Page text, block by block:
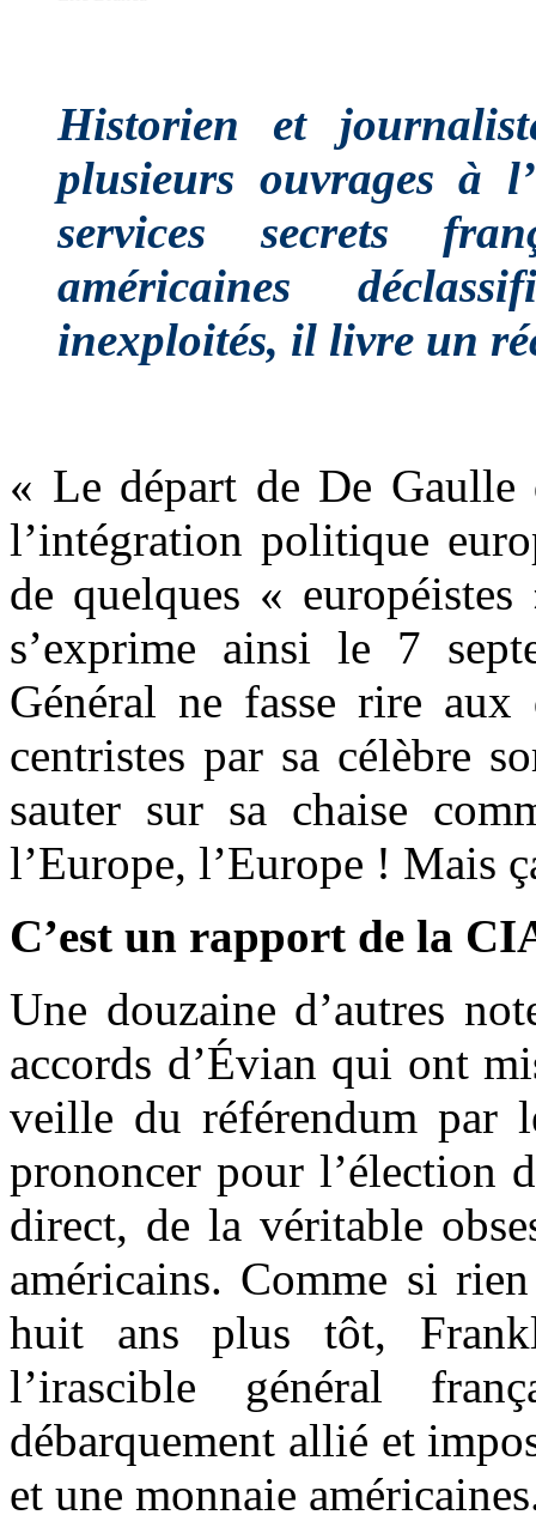
Historien et
plusieurs ouvrages à
services secrets
américaines
inexploités, il livre un
« Le départ de De Gaulle
l’intégration politique
de quelques «
s’exprime ainsi le 7
Général ne fasse rire aux
centristes par sa célèbre
sauter sur sa chaise
l’Europe, l’Europe ! Mais
C’est un rapport de la
Une douzaine d’autres
accords d’Évian qui ont
veille du référendum par
prononcer pour l’élection
direct, de la véritable
américains. Comme si
huit ans plus tôt,
l’irascible général
débarquement allié et
et une monnaie